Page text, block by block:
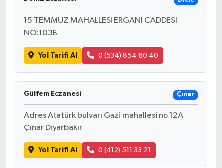
15 TEMMUZ MAHALLESİ ERGANİ CADDESİ
NO:103B
Yol Tarifi Al 0 (534) 854 60 40
Gülfem Eczanesi Çınar
Adres Atatürk bulvarı Gazi mahallesi no 12A
Çınar Diyarbakır
Yol Tarifi Al 0 (412) 511 33 21